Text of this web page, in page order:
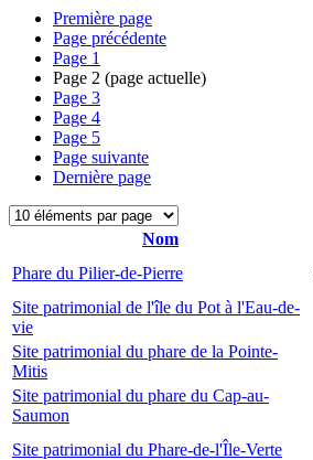
Première page
Page précédente
Page 1
Page 2 (page actuelle)
Page 3
Page 4
Page 5
Page suivante
Dernière page
Nom
Phare du Pilier-de-Pierre
Site patrimonial de l'île du Pot à l'Eau-de-
vie
Site patrimonial du phare de la Pointe-
Mitis
Site patrimonial du phare du Cap-au-
Saumon
Site patrimonial du Phare-de-l'Île-Verte